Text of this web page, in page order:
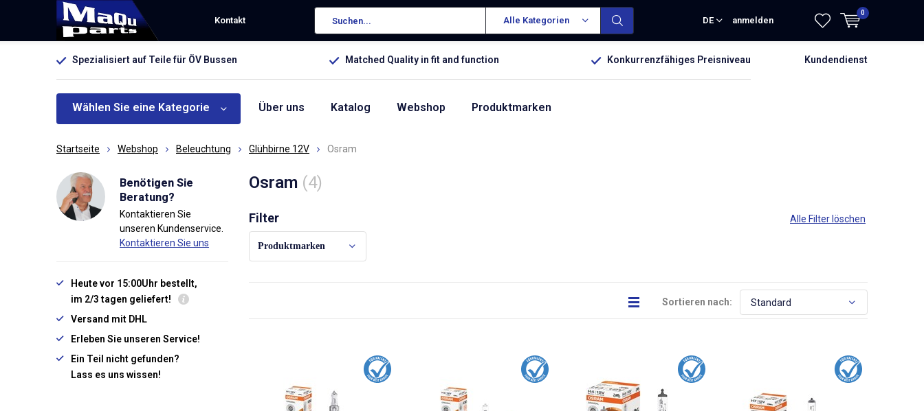
Kontakt Alle Kategorien DE anmelden
0
Spezialisiert auf Teile für ÖV Bussen Matched Quality in fit and function Konkurrenzfähiges Preisniveau Kundendienst
Wählen Sie eine Kategorie Über uns Katalog Webshop Produktmarken
Startseite Webshop Beleuchtung Glühbirne 12V Osram
Osram (4)
Sortieren nach:
Filter Alle Filter löschen
Produktmarken
Sortieren nach:
Benötigen Sie
Beratung?
Kontaktieren Sie
unseren Kundenservice.
Kontaktieren Sie uns
Heute vor 15:00Uhr bestellt,
im 2/3 tagen geliefert!
Versand mit DHL
Erleben Sie unseren Service!
Ein Teil nicht gefunden?
Lass es uns wissen!